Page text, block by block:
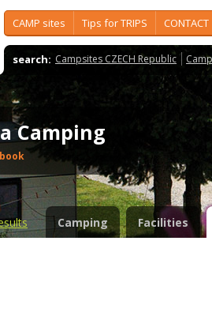
CAMP sites Tips for TRIPS CONTACT
search: Campsites CZECH Republic
Camping
Camping Facilities